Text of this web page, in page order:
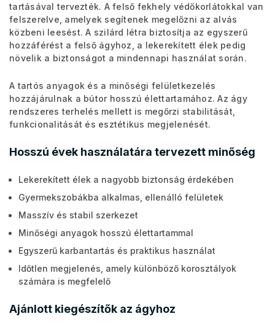
tartásával tervezték. A felső fekhely védőkorlátokkal van
felszerelve, amelyek segítenek megelőzni az alvás
közbeni leesést. A szilárd létra biztosítja az egyszerű
hozzáférést a felső ágyhoz, a lekerekített élek pedig
növelik a biztonságot a mindennapi használat során.
A tartós anyagok és a minőségi felületkezelés
hozzájárulnak a bútor hosszú élettartamához. Az ágy
rendszeres terhelés mellett is megőrzi stabilitását,
funkcionalitását és esztétikus megjelenését.
Hosszú évek használatára tervezett minőség
Lekerekített élek a nagyobb biztonság érdekében
Gyermekszobákba alkalmas, ellenálló felületek
Masszív és stabil szerkezet
Minőségi anyagok hosszú élettartammal
Egyszerű karbantartás és praktikus használat
Időtlen megjelenés, amely különböző korosztályok
számára is megfelelő
Ajánlott kiegészítők az ágyhoz